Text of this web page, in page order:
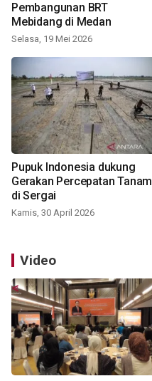
Pembangunan BRT
Mebidang di Medan
Selasa, 19 Mei 2026
Pupuk Indonesia dukung
Gerakan Percepatan Tanam
di Sergai
Kamis, 30 April 2026
Video